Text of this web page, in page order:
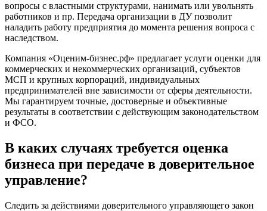
вопросы с властными структурами, нанимать или увольнять
работников и пр. Передача организации в ДУ позволит
наладить работу предприятия до момента решения вопроса с
наследством.
Компания «Оценим-бизнес.рф» предлагает услуги оценки для
коммерческих и некоммерческих организаций, субъектов
МСП и крупных корпораций, индивидуальных
предпринимателей вне зависимости от сферы деятельности.
Мы гарантируем точные, достоверные и объективные
результаты в соответствии с действующим законодательством
и ФСО.
В каких случаях требуется оценка
бизнеса при передаче в доверительное
управление?
Следить за действиями доверительного управляющего закон
Березники
Бийск
Биробиджан
Бирск
Бирюч
Благовещенск
Благодарный
Богородицк
Боготол
Бор
Борзя
Борисоглебск
Братск